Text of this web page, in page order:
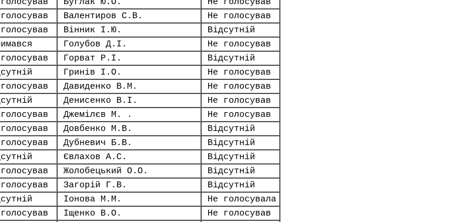
Валентиров С.В.
Не голосував
Вінник І.Ю.
Відсутній
Голубов Д.І.
Не голосував
Горват Р.І.
Відсутній
Гринів І.О.
Не голосував
Давиденко В.М.
Не голосував
Денисенко В.І.
Не голосував
Джемілєв М. .
Не голосував
Довбенко М.В.
Відсутній
Дубневич Б.В.
Відсутній
Євлахов А.С.
Відсутній
Жолобецький О.О.
Відсутній
Загорій Г.В.
Відсутній
Іонова М.М.
Не голосувала
Іщенко В.О.
Не голосував